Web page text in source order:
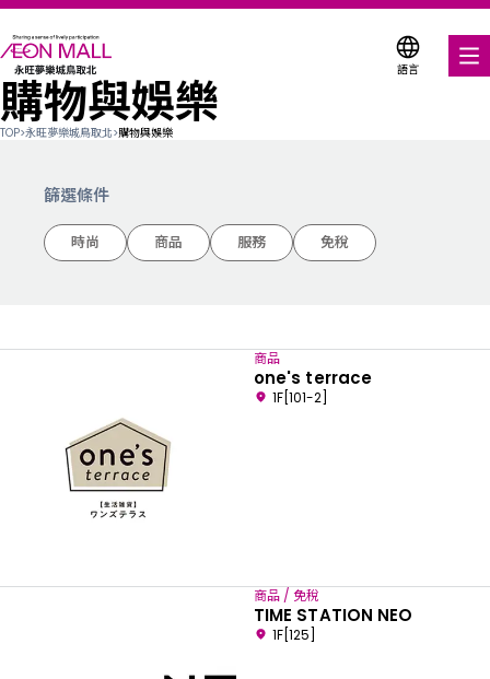
語言
美食饗宴
服務與設施
購物與娛樂
TOP>永旺夢樂城鳥取北>購物與娛樂
篩選條件
時尚 商品 服務 免稅
商品
one's terrace
1F[101-2]
商品 / 免稅
TIME STATION NEO
1F[125]